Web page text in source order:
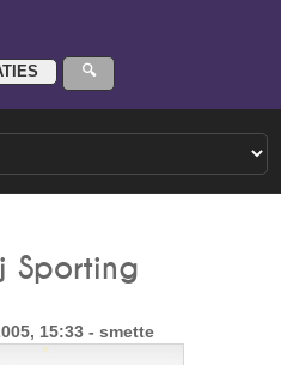
Sporting
15:33 - smette